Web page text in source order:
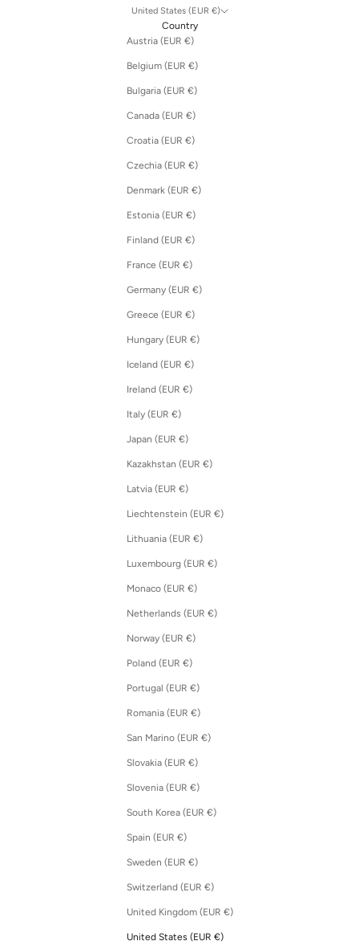
United States (EUR €)
Country
Austria (EUR €)
Belgium (EUR €)
Bulgaria (EUR €)
Canada (EUR €)
Croatia (EUR €)
Czechia (EUR €)
Denmark (EUR €)
Estonia (EUR €)
Finland (EUR €)
France (EUR €)
Germany (EUR €)
Greece (EUR €)
Hungary (EUR €)
Iceland (EUR €)
Ireland (EUR €)
Italy (EUR €)
Japan (EUR €)
Kazakhstan (EUR €)
Latvia (EUR €)
Liechtenstein (EUR €)
Lithuania (EUR €)
Luxembourg (EUR €)
Monaco (EUR €)
Netherlands (EUR €)
Norway (EUR €)
Poland (EUR €)
Portugal (EUR €)
Romania (EUR €)
San Marino (EUR €)
Slovakia (EUR €)
Slovenia (EUR €)
South Korea (EUR €)
Spain (EUR €)
Sweden (EUR €)
Switzerland (EUR €)
United Kingdom (EUR €)
United States (EUR €)